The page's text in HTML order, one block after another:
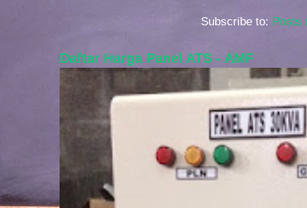
Subscribe to: Posts
Daftar Harga Panel ATS - AMF